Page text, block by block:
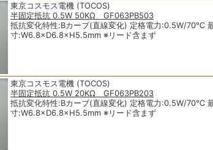
東京コスモス電機 (TOCOS)
半固定抵抗 0.5W 50KΩ GF063PB503
抵抗変化特性:Bカーブ(直線変化) 定格電力:0.5W/70℃
寸:W6.8×D6.8×H5.5mm ※リード含まず
東京コスモス電機 (TOCOS)
半固定抵抗 0.5W 20KΩ GF063PB203
抵抗変化特性:Bカーブ(直線変化) 定格電力:0.5W/70℃
寸:W6.8×D6.8×H5.5mm ※リード含まず